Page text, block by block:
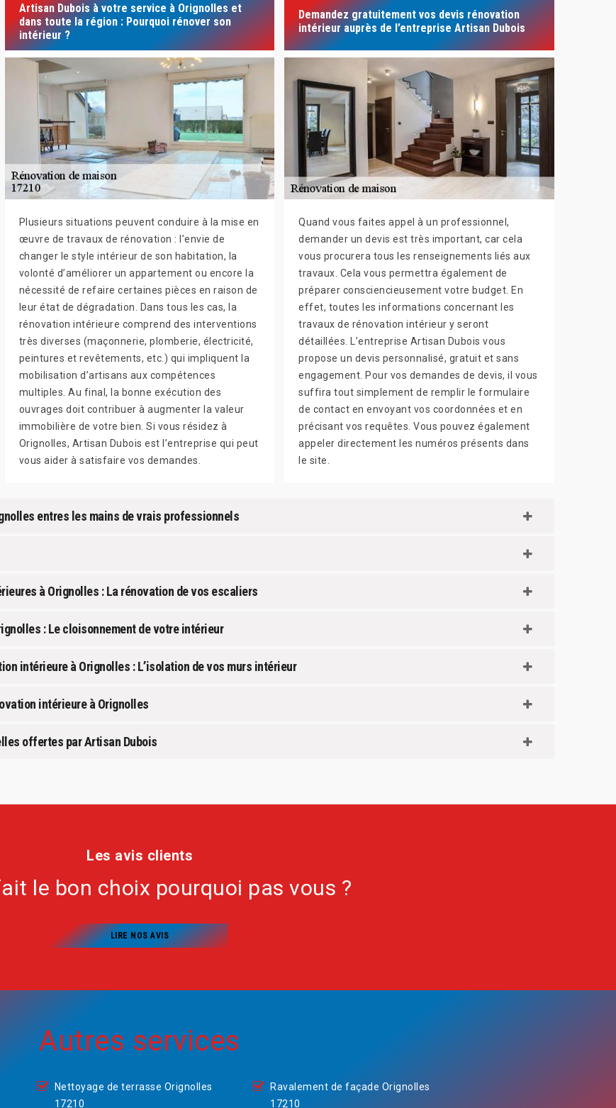
Artisan Dubois à votre service à Orignolles et
dans toute la région : Pourquoi rénover son
intérieur ?
Plusieurs situations peuvent conduire à la mise en
œuvre de travaux de rénovation : l’envie de
changer le style intérieur de son habitation, la
volonté d’améliorer un appartement ou encore la
nécessité de refaire certaines pièces en raison de
leur état de dégradation. Dans tous les cas, la
rénovation intérieure comprend des interventions
très diverses (maçonnerie, plomberie, électricité,
peintures et revêtements, etc.) qui impliquent la
mobilisation d’artisans aux compétences
multiples. Au final, la bonne exécution des
ouvrages doit contribuer à augmenter la valeur
immobilière de votre bien. Si vous résidez à
Orignolles, Artisan Dubois est l’entreprise qui peut
vous aider à satisfaire vos demandes.
Demandez gratuitement vos devis rénovation
intérieur auprès de l’entreprise Artisan Dubois
Quand vous faites appel à un professionnel,
demander un devis est très important, car cela
vous procurera tous les renseignements liés aux
travaux. Cela vous permettra également de
préparer consciencieusement votre budget. En
effet, toutes les informations concernant les
travaux de rénovation intérieur y seront
détaillées. L’entreprise Artisan Dubois vous
propose un devis personnalisé, gratuit et sans
engagement. Pour vos demandes de devis, il vous
suffira tout simplement de remplir le formulaire
de contact en envoyant vos coordonnées et en
précisant vos requêtes. Vous pouvez également
appeler directement les numéros présents dans
le site.
entres les mains de vrais professionnels
à Orignolles : La rénovation de vos escaliers
: Le cloisonnement de votre intérieur
intérieure à Orignolles : L’isolation de vos murs intérieur
intérieure à Orignolles
offertes par Artisan Dubois
Les avis clients
le bon choix pourquoi pas vous ?
LIRE NOS AVIS
Autres services
Nettoyage de terrasse Orignolles
17210
Ravalement de façade Orignolles
17210